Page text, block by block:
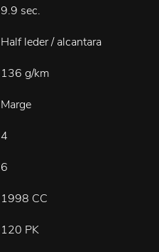
9.9 sec.
Half leder / alcantara
136 g/km
Marge
4
6
1998 CC
120 PK